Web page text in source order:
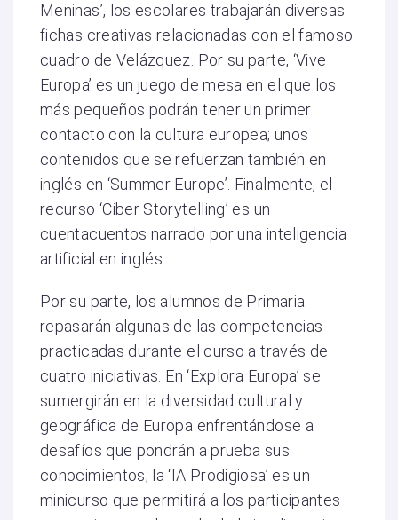
Meninas’, los escolares trabajarán diversas
fichas creativas relacionadas con el famoso
cuadro de Velázquez. Por su parte, ‘Vive
Europa’ es un juego de mesa en el que los
más pequeños podrán tener un primer
contacto con la cultura europea; unos
contenidos que se refuerzan también en
inglés en ‘Summer Europe’. Finalmente, el
recurso ‘Ciber Storytelling’ es un
cuentacuentos narrado por una inteligencia
artificial en inglés.
Por su parte, los alumnos de Primaria
repasarán algunas de las competencias
practicadas durante el curso a través de
cuatro iniciativas. En ‘Explora Europa’ se
sumergirán en la diversidad cultural y
geográfica de Europa enfrentándose a
desafíos que pondrán a prueba sus
conocimientos; la ‘IA Prodigiosa’ es un
minicurso que permitirá a los participantes